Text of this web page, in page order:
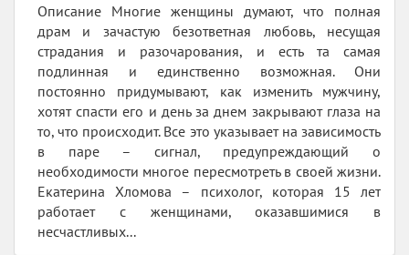
Описание Многие женщины думают, что полная
драм и зачастую безответная любовь, несущая
страдания и разочарования, и есть та самая
подлинная и единственно возможная. Они
постоянно придумывают, как изменить мужчину,
хотят спасти его и день за днем закрывают глаза на
то, что происходит. Все это указывает на зависимость
в паре – сигнал, предупреждающий о
необходимости многое пересмотреть в своей жизни.
Екатерина Хломова – психолог, которая 15 лет
работает с женщинами, оказавшимися в
несчастливых...